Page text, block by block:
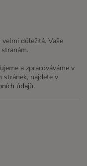
důležitá. Vaše
a zpracováváme v
stránek, najdete v
údajů.